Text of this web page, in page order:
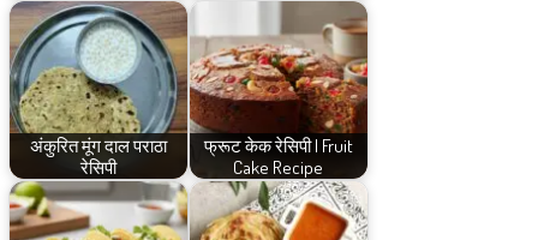
अंकुरित मूंग दाल पराठा
रेसिपी
फ्रूट केक रेसिपी | Fruit
Cake Recipe